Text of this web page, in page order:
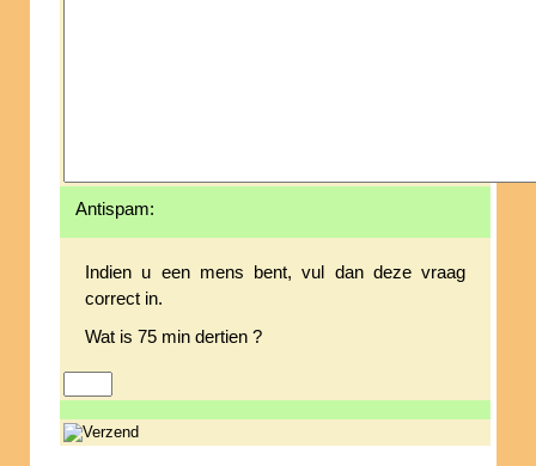
Antispam:
Indien u een mens bent, vul dan deze vraag
correct in.
Wat is 75 min dertien ?